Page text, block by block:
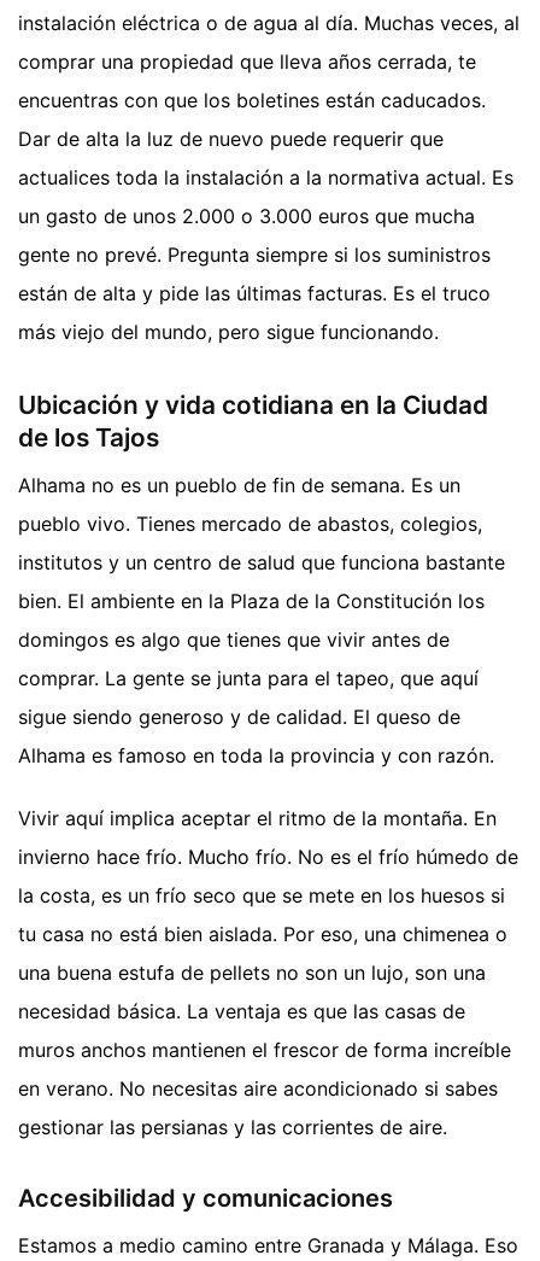
instalación eléctrica o de agua al día. Muchas veces, al
comprar una propiedad que lleva años cerrada, te
encuentras con que los boletines están caducados.
Dar de alta la luz de nuevo puede requerir que
actualices toda la instalación a la normativa actual. Es
un gasto de unos 2.000 o 3.000 euros que mucha
gente no prevé. Pregunta siempre si los suministros
están de alta y pide las últimas facturas. Es el truco
más viejo del mundo, pero sigue funcionando.
Ubicación y vida cotidiana en la Ciudad
de los Tajos
Alhama no es un pueblo de fin de semana. Es un
pueblo vivo. Tienes mercado de abastos, colegios,
institutos y un centro de salud que funciona bastante
bien. El ambiente en la Plaza de la Constitución los
domingos es algo que tienes que vivir antes de
comprar. La gente se junta para el tapeo, que aquí
sigue siendo generoso y de calidad. El queso de
Alhama es famoso en toda la provincia y con razón.
Vivir aquí implica aceptar el ritmo de la montaña. En
invierno hace frío. Mucho frío. No es el frío húmedo de
la costa, es un frío seco que se mete en los huesos si
tu casa no está bien aislada. Por eso, una chimenea o
una buena estufa de pellets no son un lujo, son una
necesidad básica. La ventaja es que las casas de
muros anchos mantienen el frescor de forma increíble
en verano. No necesitas aire acondicionado si sabes
gestionar las persianas y las corrientes de aire.
Accesibilidad y comunicaciones
Estamos a medio camino entre Granada y Málaga. Eso